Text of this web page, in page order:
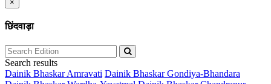
×
छिंदवाड़ा
Search results
Dainik Bhaskar Amravati Dainik Bhaskar Gondiya-Bhandara